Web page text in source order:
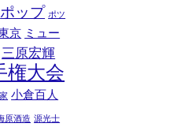
ポップ ポツ
京 ミュー
三原宏輝
権大会
小倉百人
原酒造 源光士